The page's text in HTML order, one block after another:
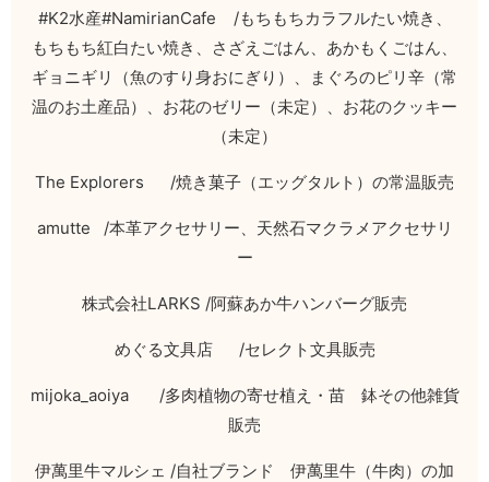
#K2水産#NamirianCafe /もちもちカラフルたい焼き、
もちもち紅白たい焼き、さざえごはん、あかもくごはん、
ギョニギリ（魚のすり身おにぎり）、まぐろのピリ辛（常
温のお土産品）、お花のゼリー（未定）、お花のクッキー
（未定）
The Explorers /焼き菓子（エッグタルト）の常温販売
amutte /本革アクセサリー、天然石マクラメアクセサリ
ー
株式会社LARKS /阿蘇あか牛ハンバーグ販売
めぐる文具店/セレクト文具販売
mijoka_aoiya /多肉植物の寄せ植え・苗 鉢その他雑貨
販売
伊萬里牛マルシェ /自社ブランド 伊萬里牛（牛肉）の加